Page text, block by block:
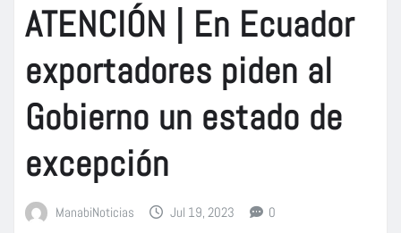
ATENCIÓN | En Ecuador
exportadores piden al
Gobierno un estado de
excepción
ManabiNoticias Jul 19, 2023 0